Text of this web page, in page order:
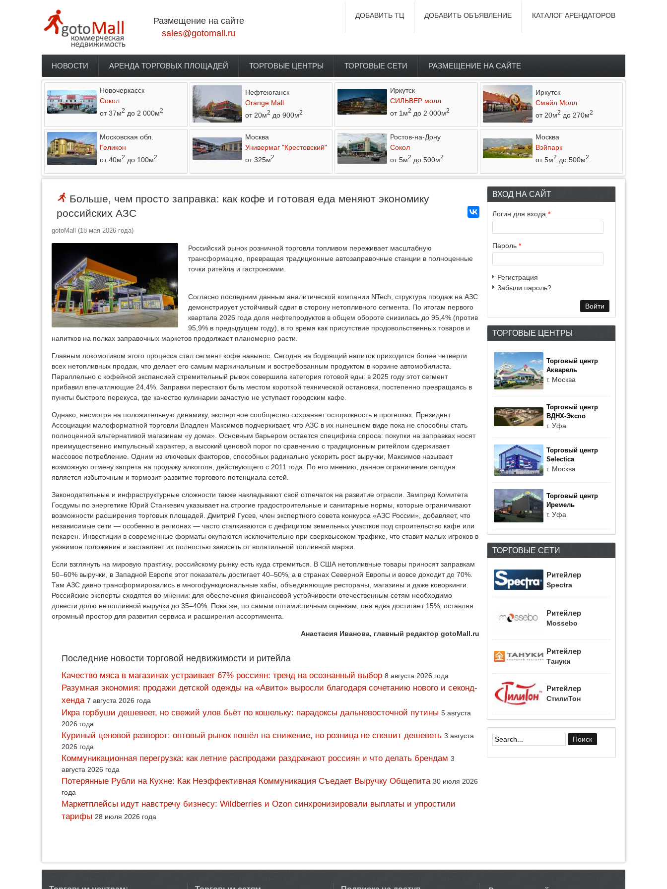
Размещение на сайте
sales@gotomall.ru
КАТАЛОГ АРЕНДАТОРОВ
ДОБАВИТЬ ОБЪЯВЛЕНИЕ
ДОБАВИТЬ ТЦ
Главное меню
НОВОСТИ АРЕНДА ТОРГОВЫХ ПЛОЩАДЕЙ ТОРГОВЫЕ ЦЕНТРЫ ТОРГОВЫЕ СЕТИ РАЗМЕЩЕНИЕ НА САЙТЕ
Новочеркасск
Сокол
от 37м2 до 2 000м2
Нефтеюганск
Orange Mall
от 20м2 до 900м2
Иркутск
СИЛЬВЕР молл
от 1м2 до 2 000м2
Иркутск
Смайл Молл
от 20м2 до 270м2
Московская обл.
Геликон
от 40м2 до 100м2
Москва
Универмаг "Крестовский"
от 325м2
Ростов-на-Дону
Сокол
от 5м2 до 500м2
Москва
Вэйпарк
от 5м2 до 500м2
Больше, чем просто заправка: как кофе и готовая еда меняют экономику
российских АЗС
gotoMall (18 мая 2026 года)
Российский рынок розничной торговли топливом переживает масштабную
трансформацию, превращая традиционные автозаправочные станции в полноценные
точки ритейла и гастрономии.
Согласно последним данным аналитической компании NTech, структура продаж на АЗС
демонстрирует устойчивый сдвиг в сторону нетопливного сегмента. По итогам первого
квартала 2026 года доля нефтепродуктов в общем обороте снизилась до 95,4% (против
95,9% в предыдущем году), в то время как присутствие продовольственных товаров и
напитков на полках заправочных маркетов продолжает планомерно расти.
Главным локомотивом этого процесса стал сегмент кофе навынос. Сегодня на бодрящий напиток приходится более четверти
всех нетопливных продаж, что делает его самым маржинальным и востребованным продуктом в корзине автомобилиста.
Параллельно с кофейной экспансией стремительный рывок совершила категория готовой еды: в 2025 году этот сегмент
прибавил впечатляющие 24,4%. Заправки перестают быть местом короткой технической остановки, постепенно превращаясь в
пункты быстрого перекуса, где качество кулинарии зачастую не уступает городским кафе.
Однако, несмотря на положительную динамику, экспертное сообщество сохраняет осторожность в прогнозах. Президент
Ассоциации малоформатной торговли Владлен Максимов подчеркивает, что АЗС в их нынешнем виде пока не способны стать
полноценной альтернативой магазинам «у дома». Основным барьером остается специфика спроса: покупки на заправках носят
преимущественно импульсный характер, а высокий ценовой порог по сравнению с традиционным ритейлом сдерживает
массовое потребление. Одним из ключевых факторов, способных радикально ускорить рост выручки, Максимов называет
возможную отмену запрета на продажу алкоголя, действующего с 2011 года. По его мнению, данное ограничение сегодня
является избыточным и тормозит развитие торгового потенциала сетей.
Законодательные и инфраструктурные сложности также накладывают свой отпечаток на развитие отрасли. Зампред Комитета
Госдумы по энергетике Юрий Станкевич указывает на строгие градостроительные и санитарные нормы, которые ограничивают
возможности расширения торговых площадей. Дмитрий Гусев, член экспертного совета конкурса «АЗС России», добавляет, что
независимые сети — особенно в регионах — часто сталкиваются с дефицитом земельных участков под строительство кафе или
пекарен. Инвестиции в современные форматы окупаются исключительно при сверхвысоком трафике, что ставит малых игроков в
уязвимое положение и заставляет их полностью зависеть от волатильной топливной маржи.
Если взглянуть на мировую практику, российскому рынку есть куда стремиться. В США нетопливные товары приносят заправкам
50–60% выручки, в Западной Европе этот показатель достигает 40–50%, а в странах Северной Европы и вовсе доходит до 70%.
Там АЗС давно трансформировались в многофункциональные хабы, объединяющие рестораны, магазины и даже коворкинги.
Российские эксперты сходятся во мнении: для обеспечения финансовой устойчивости отечественным сетям необходимо
довести долю нетопливной выручки до 35–40%. Пока же, по самым оптимистичным оценкам, она едва достигает 15%, оставляя
огромный простор для развития сервиса и расширения ассортимента.
Анастасия Иванова, главный редактор gotoMall.ru
Последние новости торговой недвижимости и ритейла
Качество мяса в магазинах устраивает 67% россиян: тренд на осознанный выбор 8 августа 2026 года
Разумная экономия: продажи детской одежды на «Авито» выросли благодаря сочетанию нового и секонд-
хенда 7 августа 2026 года
Икра горбуши дешевеет, но свежий улов бьёт по кошельку: парадоксы дальневосточной путины 5 августа
2026 года
Куриный ценовой разворот: оптовый рынок пошёл на снижение, но розница не спешит дешеветь 3 августа
2026 года
Коммуникационная перегрузка: как летние распродажи раздражают россиян и что делать брендам 3
августа 2026 года
Потерянные Рубли на Кухне: Как Неэффективная Коммуникация Съедает Выручку Общепита 30 июля 2026
года
Маркетплейсы идут навстречу бизнесу: Wildberries и Ozon синхронизировали выплаты и упростили
тарифы 28 июля 2026 года
ВХОД НА САЙТ
Логин для входа *
Пароль *
Регистрация
Забыли пароль?
ТОРГОВЫЕ ЦЕНТРЫ
Торговый центр
Акварель
г. Москва
Торговый центр
ВДНХ-Экспо
г. Уфа
Торговый центр
Selectica
г. Москва
Торговый центр
Иремель
г. Уфа
ТОРГОВЫЕ СЕТИ
Ритейлер
Spectra
Ритейлер
Mossebo
Ритейлер
Тануки
Ритейлер
СтилиТон
Форма поиска